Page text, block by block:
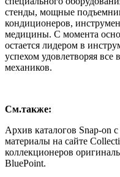
стенды, мощные
кондиционеров,
медицины. С момента
остается лидером в
успехом удовлетворяя все
механиков.
См.также:
Архив каталогов Snap-on
материалы на сайте
коллекционеров
BluePoint.